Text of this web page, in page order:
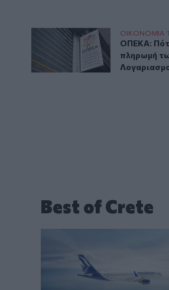
ΟΠΕΚΑ: Πότε θα γίνει ηΟΙΚΟΝΟΜΙΑ
ΟΠΕΚΑ:
ΟΠΕΚΑ:
πληρωμή
Best of Crete